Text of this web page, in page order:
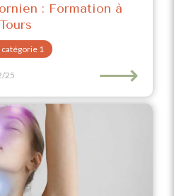
: Formation à
Tours
catégorie 1
25 ⟶